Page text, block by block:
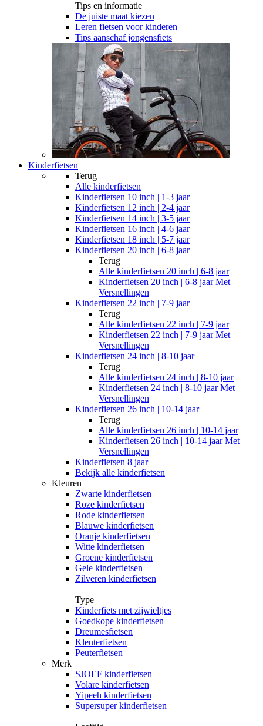
Tips en informatie
De juiste maat kiezen
Leren fietsen voor kinderen
Tips aanschaf jongensfiets
Kinderfietsen
Terug
Alle kinderfietsen
Kinderfietsen 10 inch | 1-3 jaar
Kinderfietsen 12 inch | 2-4 jaar
Kinderfietsen 14 inch | 3-5 jaar
Kinderfietsen 16 inch | 4-6 jaar
Kinderfietsen 18 inch | 5-7 jaar
Kinderfietsen 20 inch | 6-8 jaar
Terug
Alle kinderfietsen 20 inch | 6-8 jaar
Kinderfietsen 20 inch | 6-8 jaar Met
Versnellingen
Kinderfietsen 22 inch | 7-9 jaar
Terug
Alle kinderfietsen 22 inch | 7-9 jaar
Kinderfietsen 22 inch | 7-9 jaar Met
Versnellingen
Kinderfietsen 24 inch | 8-10 jaar
Terug
Alle kinderfietsen 24 inch | 8-10 jaar
Kinderfietsen 24 inch | 8-10 jaar Met
Versnellingen
Kinderfietsen 26 inch | 10-14 jaar
Terug
Alle kinderfietsen 26 inch | 10-14 jaar
Kinderfietsen 26 inch | 10-14 jaar Met
Versnellingen
Kinderfietsen 8 jaar
Bekijk alle kinderfietsen
Kleuren
Zwarte kinderfietsen
Roze kinderfietsen
Rode kinderfietsen
Blauwe kinderfietsen
Oranje kinderfietsen
Witte kinderfietsen
Groene kinderfietsen
Gele kinderfietsen
Zilveren kinderfietsen
Type
Kinderfiets met zijwieltjes
Goedkope kinderfietsen
Dreumesfietsen
Kleuterfietsen
Peuterfietsen
Merk
SJOEF kinderfietsen
Volare kinderfietsen
Yipeeh kinderfietsen
Supersuper kinderfietsen